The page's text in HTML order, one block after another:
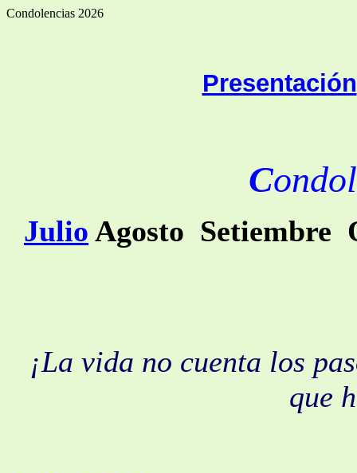
Condolencias 2026
Presentación
C
Julio Agosto Setiembre
¡La vida no cuenta los
que